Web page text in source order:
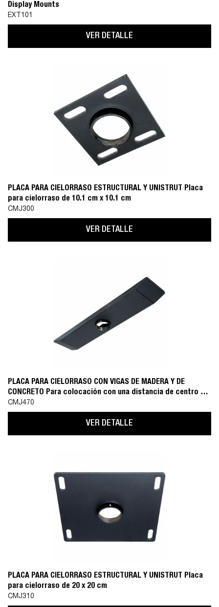
Display Mounts
EXT101
VER DETALLE
PLACA PARA CIELORRASO ESTRUCTURAL Y UNISTRUT Placa
para cielorraso de 10.1 cm x 10.1 cm
CMJ300
VER DETALLE
PLACA PARA CIELORRASO CON VIGAS DE MADERA Y DE
CONCRETO Para colocación con una distancia de centro a
centro de 406 mm
CMJ470
VER DETALLE
PLACA PARA CIELORRASO ESTRUCTURAL Y UNISTRUT Placa
para cielorraso de 20 x 20 cm
CMJ310